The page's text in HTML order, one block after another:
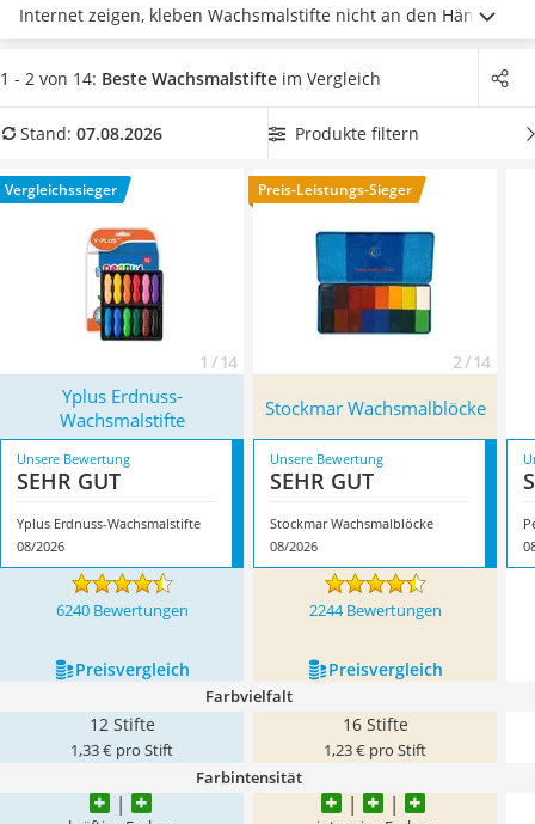
Klimmzugstation
Koffer
Nachtsichtgerät
Handgepäck-Koffer
Wanderschuhe Herren
Sicherheitsweste Reiten
Internet zeigen, kleben Wachsmalstifte nicht an den Händen
und bringensattere Farben als normale Buntstifte zu
Papier . Sofern sich Ihr Kind mit den Wachsmalstiften auf
multifunktionale Stifte, die sich auchals stapelbares
Vergleichstabelle ebenfalls heraus, welche Wachsmalstifte
sich für Sie zum professionellen Malen eignen! Überzeugt hat
uns hier im August 2026 besonders das ModellYplus
Erdnuss-Wachsmalstifte
mit seinen Eigenschaften.
1 - 2 von 14: Beste Wachsmalstifte im Vergleich
Stand: 07.08.2026 Produkte filtern
Vergleichssieger
1 / 14
Preis-Leistungs-Sieger
2 / 14
Yplus Erdnuss-
Wachsmalstifte
Stockmar Wachsmalblöcke
Unsere Bewertung
SEHR GUT
Yplus Erdnuss-Wachsmalstifte
08/2026
Unsere Bewertung
SEHR GUT
Stockmar Wachsmalblöcke
08/2026
6240 Bewertungen 2244 Bewertungen
Preis­vergleich Preis­vergleich
Farbvielfalt
12 Stifte
1,33 € pro Stift
16 Stifte
1,23 € pro Stift
Farbintensität